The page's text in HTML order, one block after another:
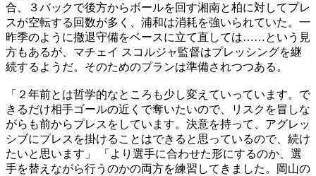
合、３バックで後方からボールを回す湘南と柏に対してプレ
スが空転する回数が多く、浦和は消耗を強いられていた。一
昨季のように撤退守備をベースに立て直しては……という見
方もあるが、マチェイ スコルジャ監督はプレッシングを継
続するようだ。そのためのプランは準備されつつある。
「２年前とは哲学的なところも少し変えていっています。で
きるだけ相手ゴールの近くで奪いたいので、リスクを冒しな
がらも前からプレスをしています。決意を持って、アグレッ
シブにプレスを掛けることはできると思っているので、続け
たいと思います」 「より選手に合わせた形にするのか、選
手を替えながら行うのかの両方を練習してきました。岡山の